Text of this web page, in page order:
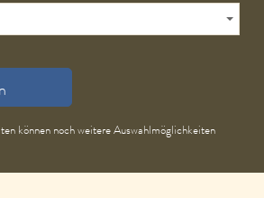
können noch weitere Auswahlmöglichkeiten